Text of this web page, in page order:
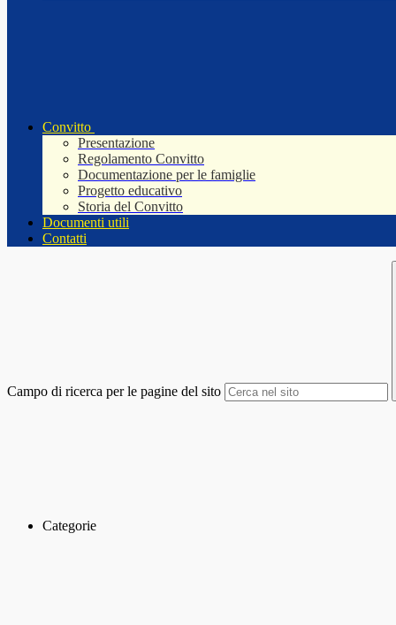
Convitto
Presentazione
Regolamento Convitto
Documentazione per le famiglie
Progetto educativo
Storia del Convitto
Documenti utili
Contatti
Campo di ricerca per le pagine del sito
Categorie